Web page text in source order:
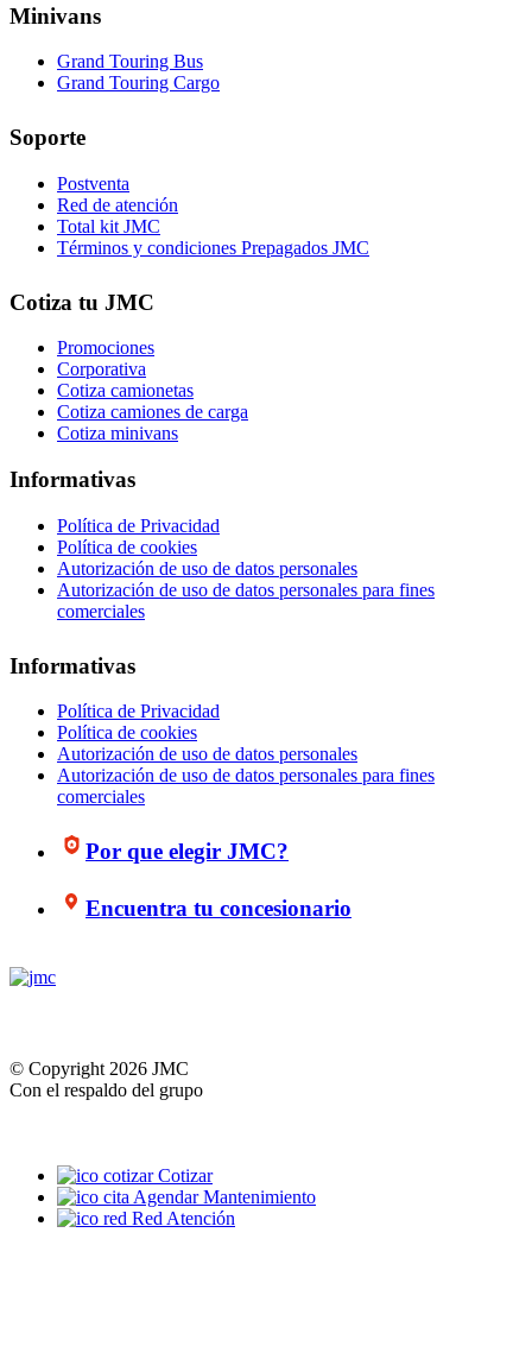
Minivans
Grand Touring Bus
Grand Touring Cargo
Soporte
Postventa
Red de atención
Total kit JMC
Términos y condiciones Prepagados JMC
Cotiza tu JMC
Promociones
Corporativa
Cotiza camionetas
Cotiza camiones de carga
Cotiza minivans
Informativas
Política de Privacidad
Política de cookies
Autorización de uso de datos personales
Autorización de uso de datos personales para fines
comerciales
Informativas
Política de Privacidad
Política de cookies
Autorización de uso de datos personales
Autorización de uso de datos personales para fines
comerciales
Por que elegir JMC?
Encuentra tu concesionario
© Copyright 2026 JMC
Con el respaldo del grupo
Cotizar
Agendar Mantenimiento
Red Atención